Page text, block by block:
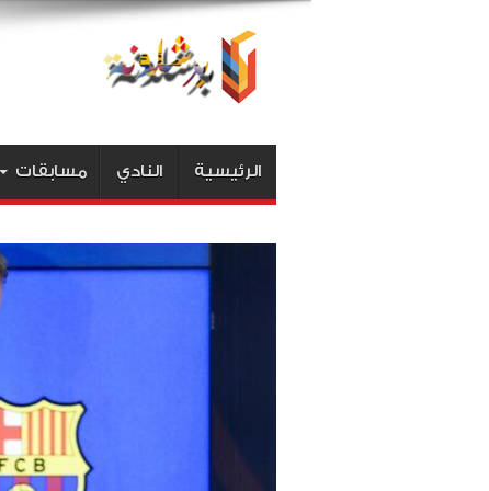
الرئيسية النادي مسابقات